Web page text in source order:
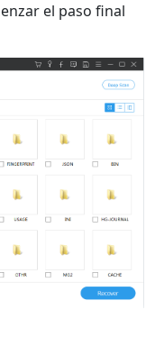
el paso final
Türk
한국어
қазақ